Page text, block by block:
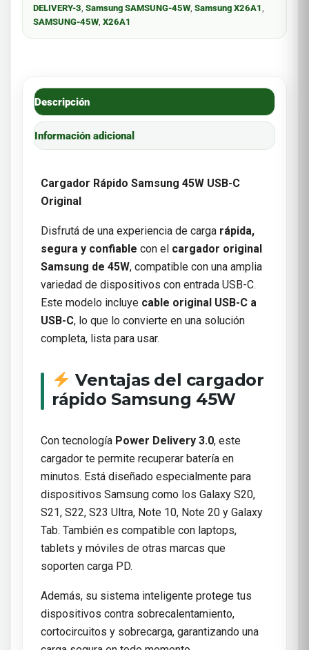
DELIVERY-3, Samsung SAMSUNG-45W, Samsung X26A1,
SAMSUNG-45W, X26A1
Descripción
Información adicional
Cargador Rápido Samsung 45W USB-C
Original
Disfrutá de una experiencia de carga rápida,
segura y confiable con el cargador original
Samsung de 45W, compatible con una amplia
variedad de dispositivos con entrada USB-C.
Este modelo incluye cable original USB-C a
USB-C, lo que lo convierte en una solución
completa, lista para usar.
Ventajas del cargador
rápido Samsung 45W
Con tecnología Power Delivery 3.0, este
cargador te permite recuperar batería en
minutos. Está diseñado especialmente para
dispositivos Samsung como los Galaxy S20,
S21, S22, S23 Ultra, Note 10, Note 20 y Galaxy
Tab. También es compatible con laptops,
tablets y móviles de otras marcas que
soporten carga PD.
Además, su sistema inteligente protege tus
dispositivos contra sobrecalentamiento,
cortocircuitos y sobrecarga, garantizando una